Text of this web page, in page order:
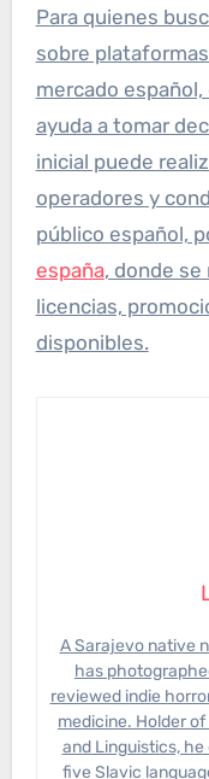
Para quienes
sobre
mercado
ayuda a tomar
inicial puede
operadores y
público español,
españa, donde se
licencias,
disponibles.
A Sarajevo native now calling Copenhagen home, Luka
has
reviewed indie
medicine. Holder of
and Linguistics,
five Slavic